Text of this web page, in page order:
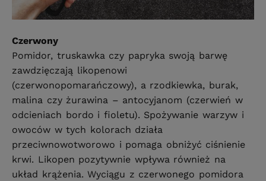
Czerwony
Pomidor, truskawka czy papryka swoją barwę
zawdzięczają likopenowi
(czerwonopomarańczowy), a rzodkiewka, burak,
malina czy żurawina – antocyjanom (czerwień w
odcieniach bordo i fioletu). Spożywanie warzyw i
owoców w tych kolorach działa
przeciwnowotworowo i pomaga obniżyć ciśnienie
krwi. Likopen pozytywnie wpływa również na
układ krążenia. Wyciągu z czerwonego pomidora